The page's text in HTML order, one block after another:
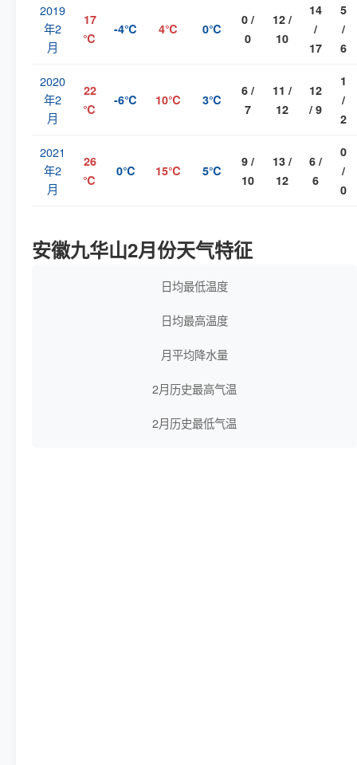
2019
年2
月
17
℃
-4℃ 4℃ 0℃
0 /
0
12 /
10
14
/
17
5
/
6
2020
年2
月
22
℃
-6℃ 10℃ 3℃
6 /
7
11 /
12
12
/ 9
1
/
2
2021
年2
月
26
℃
0℃ 15℃ 5℃
9 /
10
13 /
12
6 /
6
0
/
0
安徽九华山2月份天气特征
日均最低温度
日均最高温度
月平均降水量
2月历史最高气温
2月历史最低气温